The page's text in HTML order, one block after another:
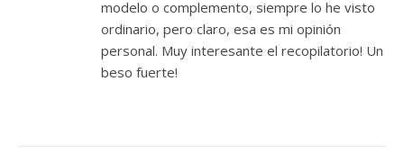
modelo o complemento, siempre lo he visto
ordinario, pero claro, esa es mi opinión
personal. Muy interesante el recopilatorio! Un
beso fuerte!